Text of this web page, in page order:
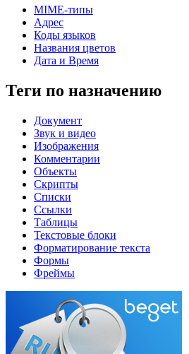
MIME-типы
Адрес
Коды языков
Названия цветов
Дата и Время
Теги по назначению
Документ
Звук и видео
Изображения
Комментарии
Объекты
Скрипты
Списки
Ссылки
Таблицы
Текстовые блоки
Форматирование текста
Формы
Фреймы